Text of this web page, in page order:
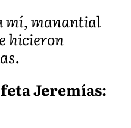
mí, manantial
hicieron
Jeremías: